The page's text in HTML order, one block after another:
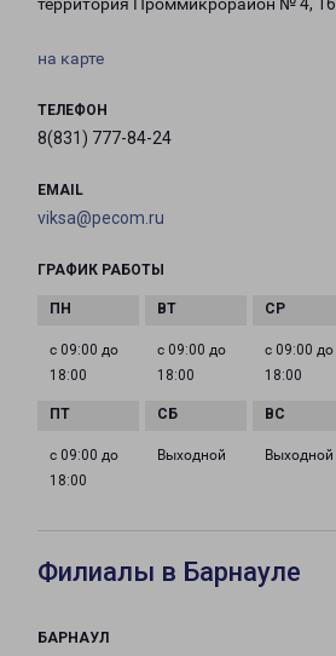
территория Проммикрорайон № 4, 16
на карте
ТЕЛЕФОН
8(831) 777-84-24
EMAIL
viksa@pecom.ru
ГРАФИК РАБОТЫ
с 09:00 до
18:00
с 09:00 до
18:00
с 09:00 до
18:00
с 09:00 до
18:00
Выходной Выходной
Филиалы в Барнауле
БАРНАУЛ